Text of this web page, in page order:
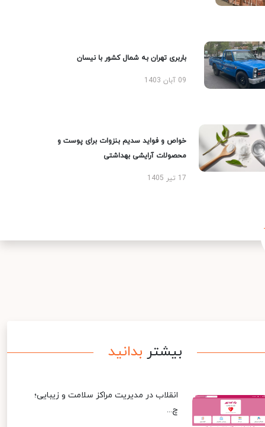
باربری تهران به شمال کشور با نیسان
09 آبان 1403
خواص و فواید سدیم بنزوات برای پوست و
محصولات آرایشی بهداشتی
17 تیر 1405
بیشتر بدانید
انقلاب در مدیریت مراکز سلامت و زیبایی؛
چ...